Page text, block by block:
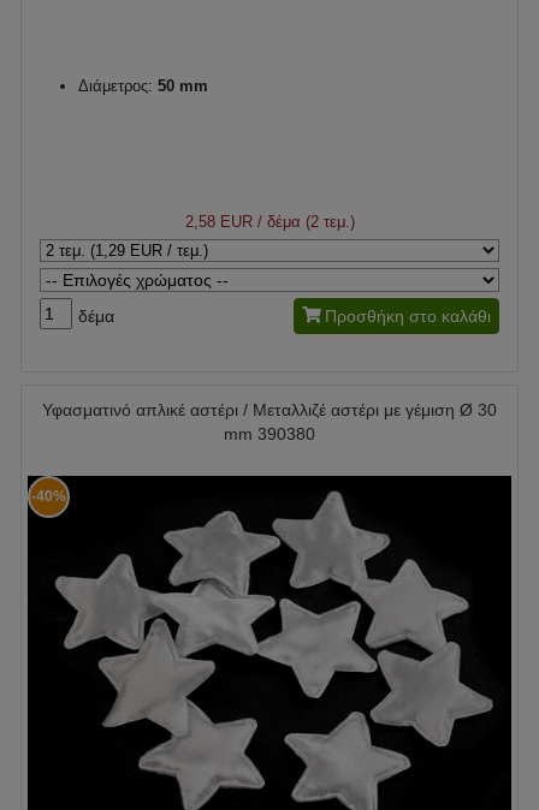
Διάμετρος: 50 mm
2,58 EUR/ δέμα (2 τεμ.)
δέμα Προσθήκη στο καλάθι
Υφασματινό απλικέ αστέρι / Μεταλλιζέ αστέρι με γέμιση Ø 30
mm 390380
-40%